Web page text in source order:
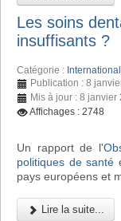
Les soins
insuffisants ?
Catégorie :
Publication : 8
Mis à jour : 8 janvier
Affichages : 2748
Un rapport de l'
politiques de santé
pays européens et
Lire la suite...